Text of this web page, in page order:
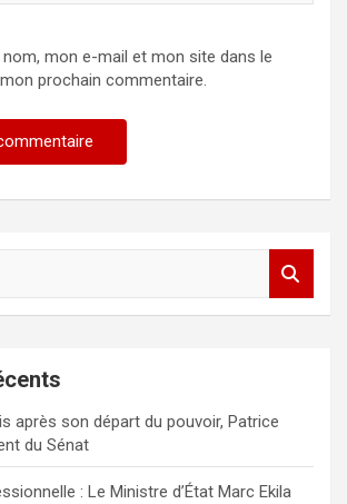
mon e-mail et mon site dans le
prochain commentaire.
après son départ du pouvoir, Patrice
du Sénat
: Le Ministre d’État Marc Ekila